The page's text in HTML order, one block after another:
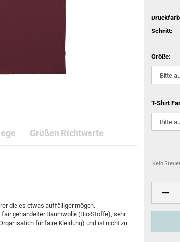
Schnitt:
Größe:
T-Shirt
Kein
Größen Richtwerte
die es etwas auffälliger mögen.
gehandelter Baumwolle (Bio-Stoffe), sehr
für faire Kleidung) und ist nicht zu